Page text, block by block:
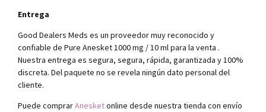
Entrega
Good Dealers Meds es un proveedor muy reconocido y
confiable de Pure Anesket 1000 mg / 10 ml para la venta .
Nuestra entrega es segura, segura, rápida, garantizada y 100%
discreta. Del paquete no se revela ningún dato personal del
cliente.
Puede comprarAnesketonline desde nuestra tienda con envío